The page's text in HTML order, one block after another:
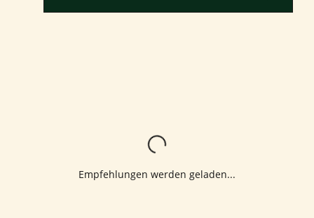
Lädt...
Empfehlungen werden geladen...